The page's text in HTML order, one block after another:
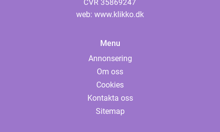
web: www.klikko.dk
Menu
Annonsering
Om oss
Cookies
Kontakta oss
Sitemap